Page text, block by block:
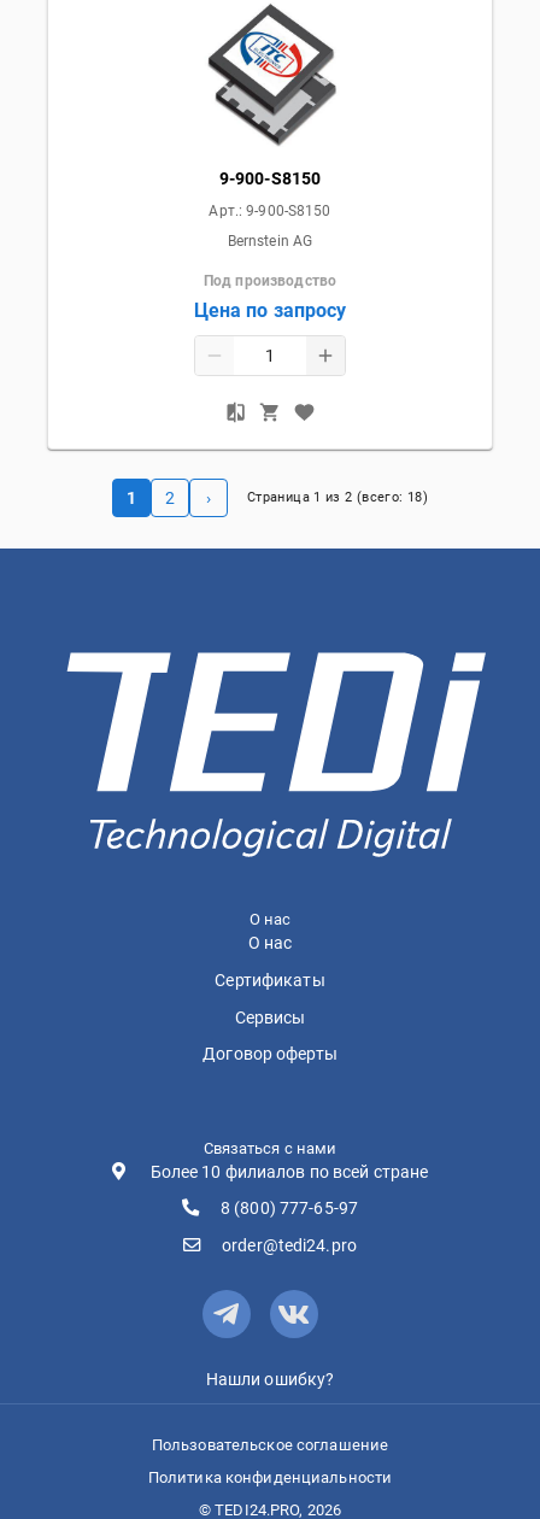
9-900-S8150
Арт.:9-900-S8150
Bernstein AG
Под производство
Цена по запросу
1 2 › Страница 1 из2 (всего: 18)
О нас
О нас
Сертификаты
Сервисы
Договор оферты
Связаться с нами
Более 10 филиалов по всей стране
8 (800) 777-65-97
order@tedi24.pro
Нашли ошибку?
Пользовательское соглашение
Политика конфиденциальности
© TEDI24.PRO, 2026